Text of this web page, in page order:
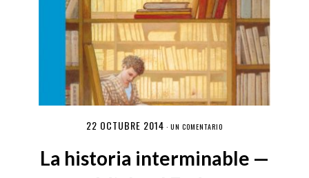
22 OCTUBRE 2014 · UN COMENTARIO
La historia interminable —